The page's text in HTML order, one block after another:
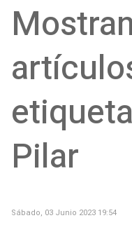
Pilar
Sábado, 03 Junio 2023 19:54